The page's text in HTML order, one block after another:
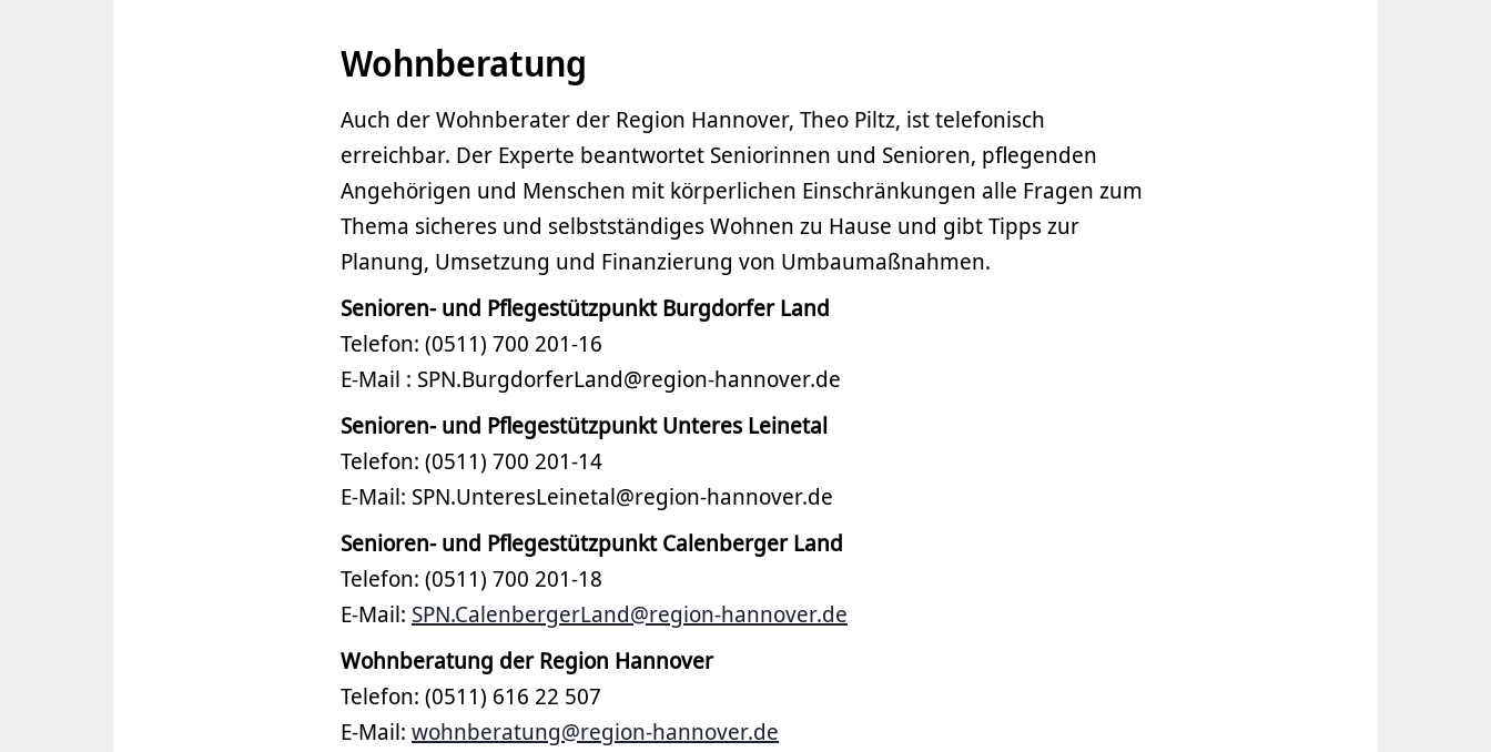
Wohnberatung
Auch der Wohnberater der Region Hannover, Theo Piltz, ist telefonisch
erreichbar. Der Experte beantwortet Seniorinnen und Senioren, pflegenden
Angehörigen und Menschen mit körperlichen Einschränkungen alle Fragen zum
Thema sicheres und selbstständiges Wohnen zu Hause und gibt Tipps zur
Planung, Umsetzung und Finanzierung von Umbaumaßnahmen.
Senioren- und Pflegestützpunkt Burgdorfer Land
Telefon: (0511) 700 201-16
E-Mail : SPN.BurgdorferLand@region-hannover.de
Senioren- und Pflegestützpunkt Unteres Leinetal
Telefon: (0511) 700 201-14
E-Mail: SPN.UnteresLeinetal@region-hannover.de
Senioren- und Pflegestützpunkt Calenberger Land
Telefon: (0511) 700 201-18
E-Mail: SPN.CalenbergerLand@region-hannover.de
Wohnberatung der Region Hannover
Telefon: (0511) 616 22 507
E-Mail: wohnberatung@region-hannover.de